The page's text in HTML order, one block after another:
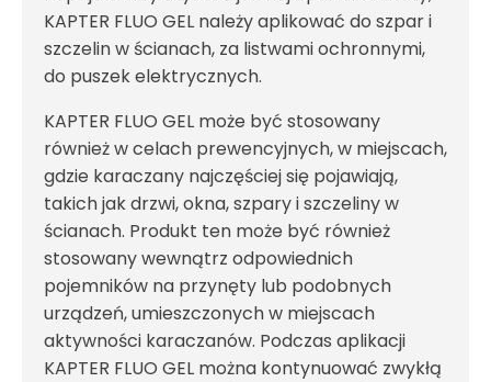
KAPTER FLUO GEL należy aplikować do szpar i
szczelin w ścianach, za listwami ochronnymi,
do puszek elektrycznych.
KAPTER FLUO GEL może być stosowany
również w celach prewencyjnych, w miejscach,
gdzie karaczany najczęściej się pojawiają,
takich jak drzwi, okna, szpary i szczeliny w
ścianach. Produkt ten może być również
stosowany wewnątrz odpowiednich
pojemników na przynęty lub podobnych
urządzeń, umieszczonych w miejscach
aktywności karaczanów. Podczas aplikacji
KAPTER FLUO GEL można kontynuować zwykłą